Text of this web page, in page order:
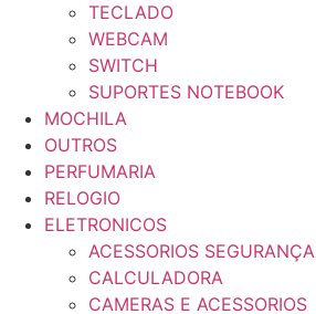
TECLADO
WEBCAM
SWITCH
SUPORTES NOTEBOOK
MOCHILA
OUTROS
PERFUMARIA
RELOGIO
ELETRONICOS
ACESSORIOS SEGURANÇA
CALCULADORA
CAMERAS E ACESSORIOS